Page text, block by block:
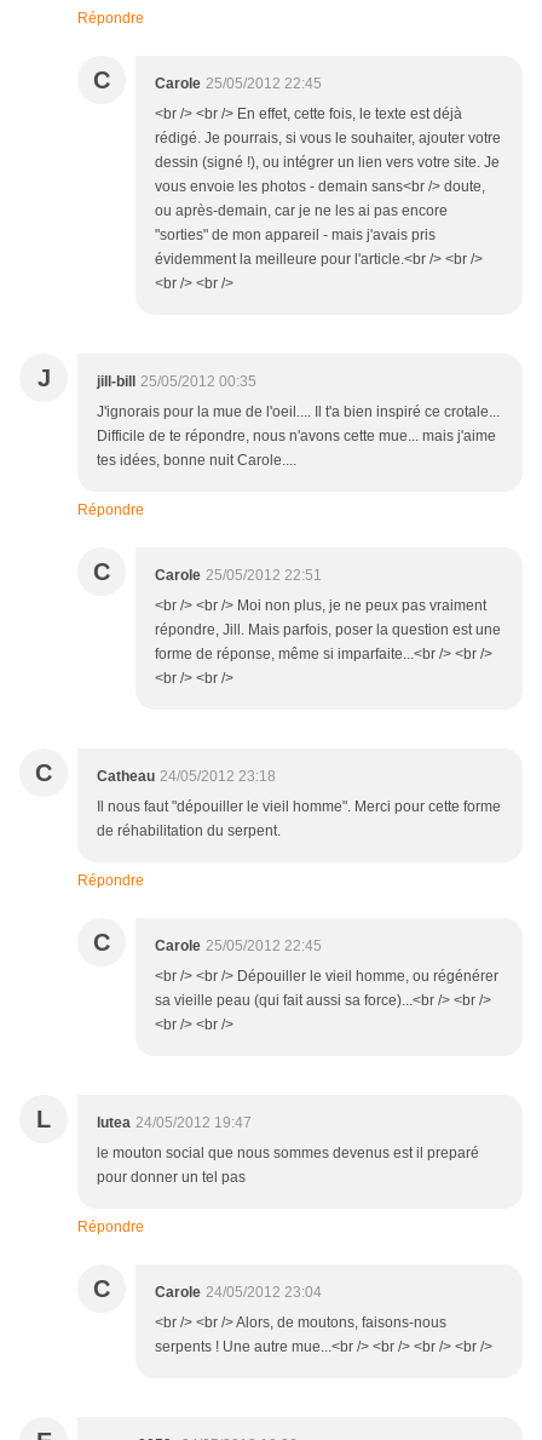
Répondre
C Carole 25/05/2012 22:45
<br /> <br /> En effet, cette fois, le texte est déjà
rédigé. Je pourrais, si vous le souhaiter, ajouter votre
dessin (signé !), ou intégrer un lien vers votre site. Je
vous envoie les photos - demain sans<br /> doute,
ou après-demain, car je ne les ai pas encore
"sorties" de mon appareil - mais j'avais pris
évidemment la meilleure pour l'article.<br /> <br />
<br /> <br />
J jill-bill
25/05/2012 00:35
J'ignorais pour la mue de l'oeil.... Il t'a bien inspiré ce crotale...
Difficile de te répondre, nous n'avons cette mue... mais j'aime
tes idées, bonne nuit Carole....
Répondre
C Carole 25/05/2012 22:51
<br /> <br /> Moi non plus, je ne peux pas vraiment
répondre, Jill. Mais parfois, poser la question est une
forme de réponse, même si imparfaite...<br /> <br />
<br /> <br />
C Catheau 24/05/2012 23:18
Il nous faut "dépouiller le vieil homme". Merci pour cette forme
de réhabilitation du serpent.
Répondre
C Carole 25/05/2012 22:45
<br /> <br /> Dépouiller le vieil homme, ou régénérer
sa vieille peau (qui fait aussi sa force)...<br /> <br />
<br /> <br />
L lutea 24/05/2012 19:47
le mouton social que nous sommes devenus est il preparé
pour donner un tel pas
Répondre
C Carole 24/05/2012 23:04
<br /> <br /> Alors, de moutons, faisons-nous
serpents ! Une autre mue...<br /> <br /> <br /> <br />